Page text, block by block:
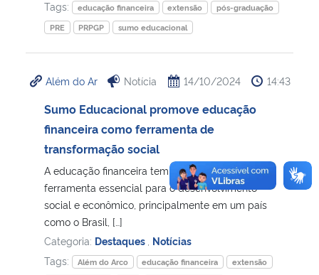
Tags:
educação financeira extensão
pós-graduação
PRE
PRPGP sumo educacional
Além do Ar Notícia 14/10/2024 14:43
Sumo Educacional promove educação
financeira como ferramenta de
transformação social
A educação financeira tem se tornado uma
ferramenta essencial para o desenvolvimento
social e econômico, principalmente em um país
como o Brasil, […]
Categoria: Destaques Notícias
Tags:
Além do Arco educação financeira
extensão